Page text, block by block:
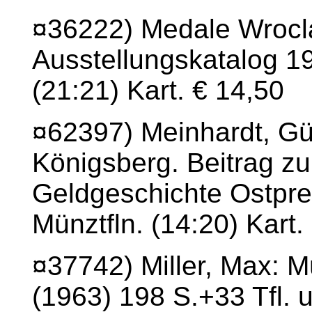
¤36222) Medale
Ausstellungskatalog
(21:21) Kart. € 14,50
¤62397) Meinhardt,
Königsberg. Beitrag
Geldgeschichte
Münztfln. (14:20)
¤37742) Miller, Max:
(1963) 198 S.+33 Tfl.